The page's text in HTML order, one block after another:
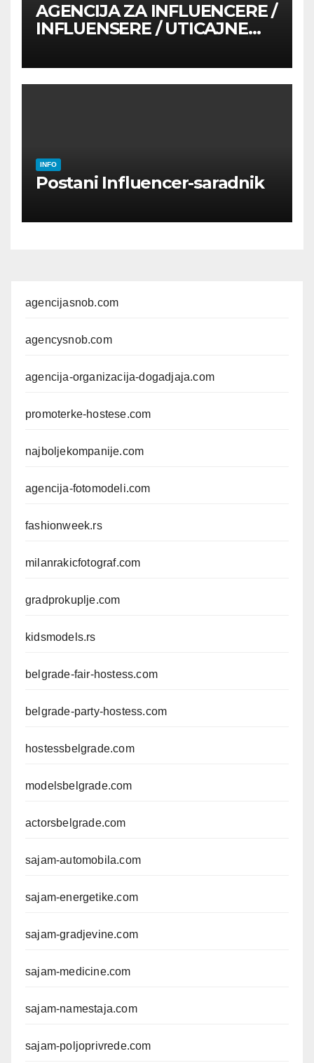
AGENCIJA ZA INFLUENCERE /
INFLUENSERE / UTICAJNE
INFO
Postani Influencer-saradnik
agencijasnob.com
agencysnob.com
agencija-organizacija-dogadjaja.com
promoterke-hostese.com
najboljekompanije.com
agencija-fotomodeli.com
fashionweek.rs
milanrakicfotograf.com
gradprokuplje.com
kidsmodels.rs
belgrade-fair-hostess.com
belgrade-party-hostess.com
hostessbelgrade.com
modelsbelgrade.com
actorsbelgrade.com
sajam-automobila.com
sajam-energetike.com
sajam-gradjevine.com
sajam-medicine.com
sajam-namestaja.com
sajam-poljoprivrede.com